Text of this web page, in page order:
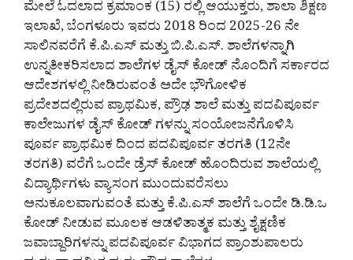
ಮೇಲೆ ಓದಲಾದ ಕ್ರಮಾಂಕ (15) ರಲ್ಲಿ ಆಯುಕ್ತರು, ಶಾಲಾ ಶಿಕ್ಷಣ
ಇಲಾಖೆ, ಬೆಂಗಳೂರು ಇವರು 2018 ರಿಂದ 2025-26 ನೇ
ಸಾಲಿನವರೆಗೆ ಕೆ.ಪಿ.ಎಸ್ ಮತ್ತು ಬಿ.ಪಿ.ಎಸ್. ಶಾಲೆಗಳನ್ನಾಗಿ
ಉನ್ನತೀಕರಿಸಲಾದ ಶಾಲೆಗಳ ಡೈಸ್ ಕೋಡ್ ನೊಂದಿಗೆ ಸರ್ಕಾರದ
ಆದೇಶಗಳಲ್ಲಿ ನೀಡಿರುವಂತೆ ಅದೇ ಭೌಗೋಳಿಕ
ಪ್ರದೇಶದಲ್ಲಿರುವ ಪ್ರಾಥಮಿಕ, ಪ್ರೌಢ ಶಾಲೆ ಮತ್ತು ಪದವಿಪೂರ್ವ
ಕಾಲೇಜುಗಳ ಡೈಸ್ ಕೋಡ್ ಗಳನ್ನು ಸಂಯೋಜನೆಗೊಳಿಸಿ
ಪೂರ್ವ ಪ್ರಾಥಮಿಕ ದಿಂದ ಪದವಿಪೂರ್ವ ತರಗತಿ (12ನೇ
ತರಗತಿ) ವರೆಗೆ ಒಂದೇ ಡ್ರೆಸ್ ಕೋಡ್ ಹೊಂದಿರುವ ಶಾಲೆಯಲ್ಲಿ
ವಿದ್ಯಾರ್ಥಿಗಳು ವ್ಯಾಸಂಗ ಮುಂದುವರೆಸಲು
ಅನುಕೂಲವಾಗುವಂತೆ ಮತ್ತು ಕೆ.ಪಿ.ಎಸ್ ಶಾಲೆಗೆ ಒಂದೇ ಡಿ.ಡಿ.ಒ
ಕೋಡ್ ನೀಡುವ ಮೂಲಕ ಆಡಳಿತಾತ್ಮಕ ಮತ್ತು ಶೈಕ್ಷಣಿಕ
ಜವಾಬ್ದಾರಿಗಳನ್ನು ಪದವಿಪೂರ್ವ ವಿಭಾಗದ ಪ್ರಾಂಶುಪಾಲರು